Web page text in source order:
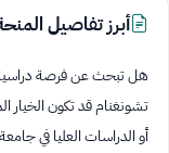
أبرز تفاصيل
هل تبحث عن فرصة دراسية
تشونغنام قد تكون الخيار
أو الدراسات العليا في